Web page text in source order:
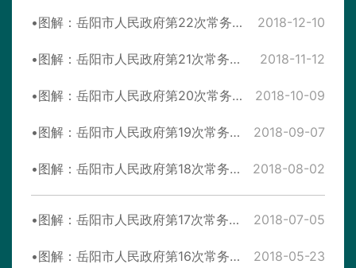
图解：岳阳市人民政府第22次常务会议 2018-12-10
图解：岳阳市人民政府第21次常务会议 2018-11-12
图解：岳阳市人民政府第20次常务会议 2018-10-09
图解：岳阳市人民政府第19次常务会议 2018-09-07
图解：岳阳市人民政府第18次常务会议 2018-08-02
图解：岳阳市人民政府第17次常务会议 2018-07-05
图解：岳阳市人民政府第16次常务会议 2018-05-23